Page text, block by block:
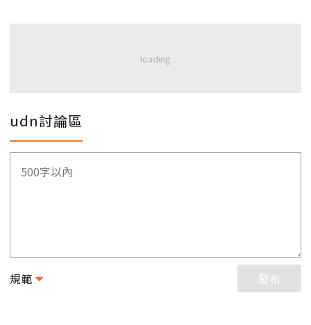
udn討論區
規範 發布